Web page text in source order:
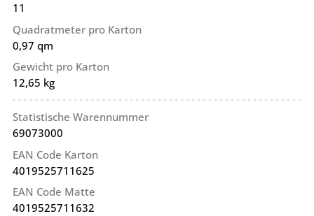
11
Quadratmeter pro Karton
0,97 qm
Gewicht pro Karton
12,65 kg
Statistische Warennummer
69073000
EAN Code Karton
4019525711625
EAN Code Matte
4019525711632